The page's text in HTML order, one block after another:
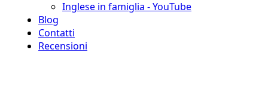
Inglese in famiglia - YouTube
Blog
Contatti
Recensioni